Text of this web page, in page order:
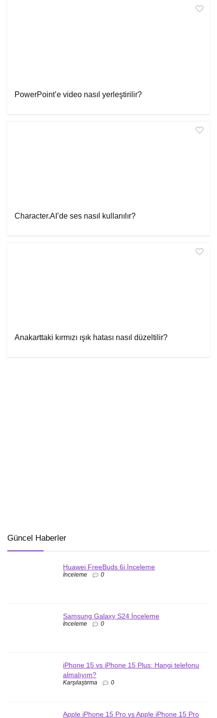
PowerPoint’e video nasıl yerleştirilir?
Character.AI’de ses nasıl kullanılır?
Anakarttaki kırmızı ışık hatası nasıl düzeltilir?
Güncel Haberler
Huawei FreeBuds 6i İnceleme
İnceleme 0
Samsung Galaxy S24 İnceleme
İnceleme 0
iPhone 15 vs iPhone 15 Plus: Hangi telefonu
almalıyım?
Karşılaştırma 0
Apple iPhone 15 Pro vs Apple iPhone 15 Pro